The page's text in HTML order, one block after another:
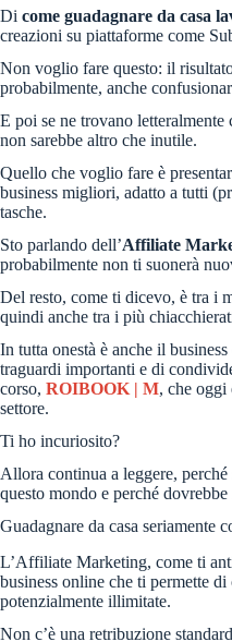
Di come guadagnare da casa
creazioni su piattaforme come
Non voglio fare questo: il
probabilmente, anche
E poi se ne trovano
non sarebbe altro che inutile.
Quello che voglio fare è
business migliori, adatto a tutti
tasche.
Sto parlando dell’Affiliate
probabilmente non ti suonerà
Del resto, come ti dicevo, è tra i
quindi anche tra i più
In tutta onestà è anche il
traguardi importanti e di
corso, ROIBOOK | M, che
settore.
Ti ho incuriosito?
Allora continua a leggere,
questo mondo e perché dovrebbe
Guadagnare da casa seriamente
L’Affiliate Marketing, come ti
business online che ti permette di
potenzialmente illimitate.
Non c’è una retribuzione